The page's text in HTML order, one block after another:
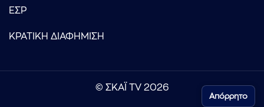
ΕΣΡ
ΚΡΑΤΙΚΗ ΔΙΑΦΗΜΙΣΗ
© ΣΚΑΪ TV 2026
Απόρρητο